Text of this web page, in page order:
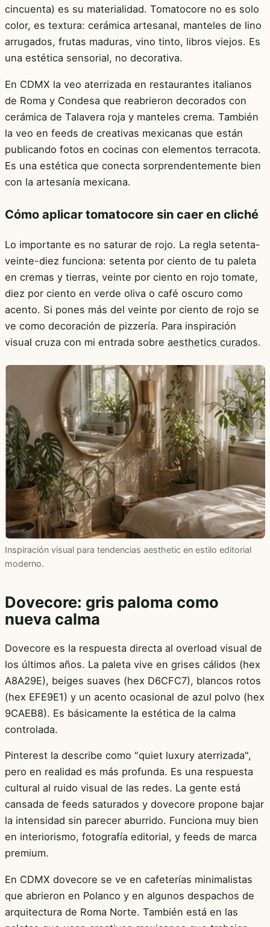
cincuenta) es su materialidad. Tomatocore no es solo
color, es textura: cerámica artesanal, manteles de lino
arrugados, frutas maduras, vino tinto, libros viejos. Es
una estética sensorial, no decorativa.
En CDMX la veo aterrizada en restaurantes italianos
de Roma y Condesa que reabrieron decorados con
cerámica de Talavera roja y manteles crema. También
la veo en feeds de creativas mexicanas que están
publicando fotos en cocinas con elementos terracota.
Es una estética que conecta sorprendentemente bien
con la artesanía mexicana.
Cómo aplicar tomatocore sin caer en cliché
Lo importante es no saturar de rojo. La regla setenta-
veinte-diez funciona: setenta por ciento de tu paleta
en cremas y tierras, veinte por ciento en rojo tomate,
diez por ciento en verde oliva o café oscuro como
acento. Si pones más del veinte por ciento de rojo se
ve como decoración de pizzería. Para inspiración
visual cruza con mi entrada sobre aesthetics curados.
Inspiración visual para tendencias aesthetic en estilo editorial
moderno.
Dovecore: gris paloma como
nueva calma
Dovecore es la respuesta directa al overload visual de
los últimos años. La paleta vive en grises cálidos (hex
A8A29E), beiges suaves (hex D6CFC7), blancos rotos
(hex EFE9E1) y un acento ocasional de azul polvo (hex
9CAEB8). Es básicamente la estética de la calma
controlada.
Pinterest la describe como "quiet luxury aterrizada",
pero en realidad es más profunda. Es una respuesta
cultural al ruido visual de las redes. La gente está
cansada de feeds saturados y dovecore propone bajar
la intensidad sin parecer aburrido. Funciona muy bien
en interiorismo, fotografía editorial, y feeds de marca
premium.
En CDMX dovecore se ve en cafeterías minimalistas
que abrieron en Polanco y en algunos despachos de
arquitectura de Roma Norte. También está en las